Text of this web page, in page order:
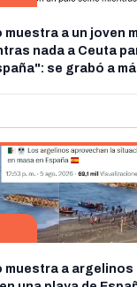
muestra a un joven
nada a Ceuta
se grabó a
a argelinos